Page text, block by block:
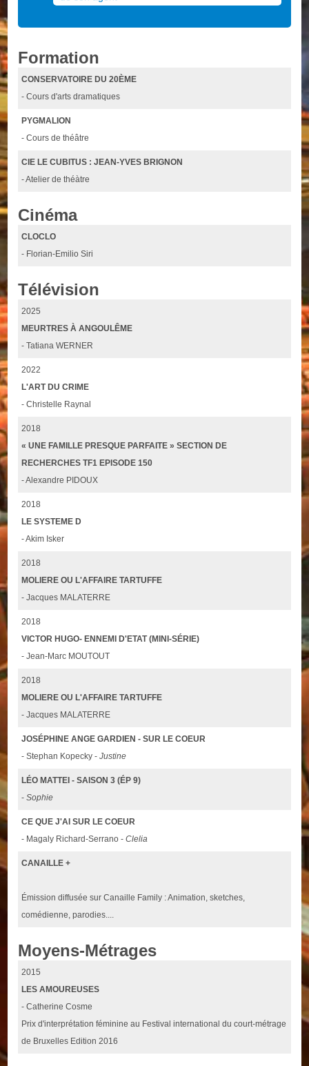
Formation
CONSERVATOIRE DU 20ÈME
- Cours d'arts dramatiques
PYGMALION
- Cours de théâtre
CIE LE CUBITUS : JEAN-YVES BRIGNON
- Atelier de théàtre
Cinéma
CLOCLO
- Florian-Emilio Siri
Télévision
2025
MEURTRES À ANGOULÊME
- Tatiana WERNER
2022
L'ART DU CRIME
- Christelle Raynal
2018
« UNE FAMILLE PRESQUE PARFAITE » SECTION DE
RECHERCHES TF1 EPISODE 150
- Alexandre PIDOUX
2018
LE SYSTEME D
- Akim Isker
2018
MOLIERE OU L'AFFAIRE TARTUFFE
- Jacques MALATERRE
2018
VICTOR HUGO- ENNEMI D'ETAT (MINI-SÉRIE)
- Jean-Marc MOUTOUT
2018
MOLIERE OU L'AFFAIRE TARTUFFE
- Jacques MALATERRE
JOSÉPHINE ANGE GARDIEN - SUR LE COEUR
- Stephan Kopecky -Justine
LÉO MATTEI - SAISON 3 (ÉP 9)
-Sophie
CE QUE J'AI SUR LE COEUR
- Magaly Richard-Serrano -Clelia
CANAILLE +
Émission diffusée sur Canaille Family : Animation, sketches,
comédienne, parodies....
Moyens-Métrages
2015
LES AMOUREUSES
- Catherine Cosme
Prix d'interprétation féminine au Festival international du court-métrage
de Bruxelles Edition 2016